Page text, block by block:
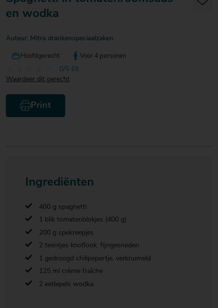
Actiefolder
Klantenservice
25
25
25
en wodka
Auteur: Mitra drankenspeciaalzaken
Hoofdgerecht Voor 4 personen
0/5 (0)
Waardeer dit gerecht
Print
Ingrediënten
400 g spaghetti
1 blik tomatenblokjes (400 g)
200 g spekreepjes
2 teentjes knoflook, fijngesneden
1 gedroogd chilipepertje, verkruimeld
125 ml crème fraîche
2 eetlepels wodka